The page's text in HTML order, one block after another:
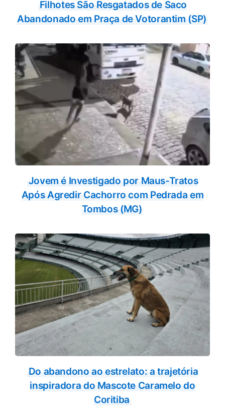
Filhotes São Resgatados de Saco
Abandonado em Praça de Votorantim (SP)
Jovem é Investigado por Maus-Tratos
Após Agredir Cachorro com Pedrada em
Tombos (MG)
Do abandono ao estrelato: a trajetória
inspiradora do Mascote Caramelo do
Coritiba